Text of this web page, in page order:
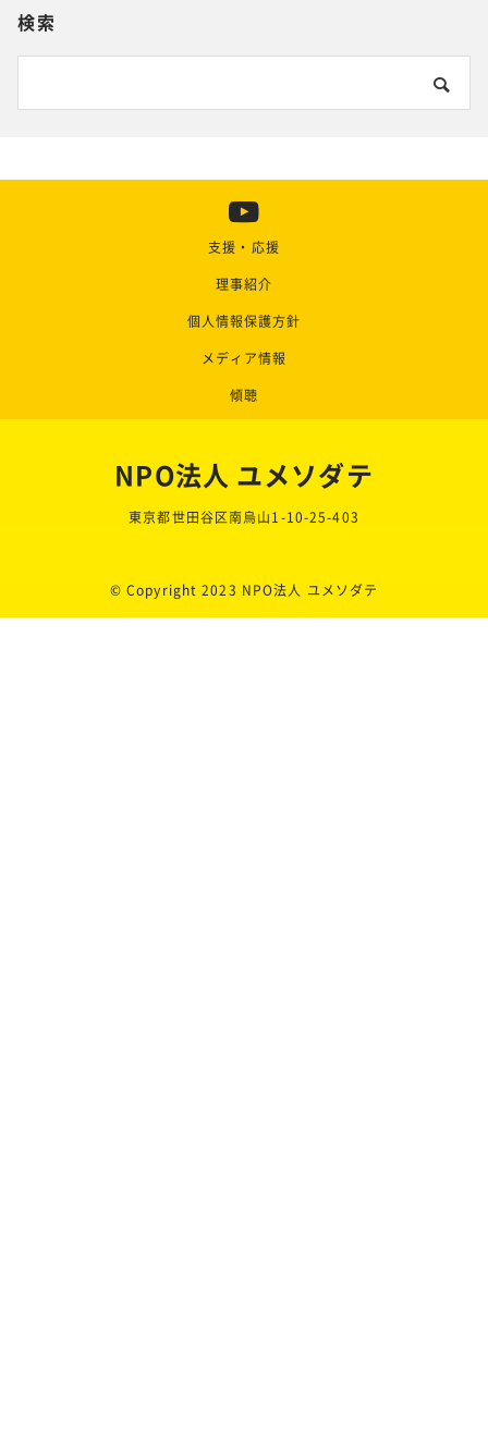
検索
支援・応援
理事紹介
個人情報保護方針
メディア情報
傾聴
NPO法人 ユメソダテ
東京都世田谷区南烏山1-10-25-403
© Copyright 2023 NPO法人 ユメソダテ